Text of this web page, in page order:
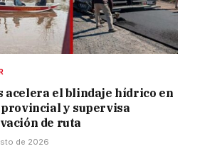
acelera el blindaje hídrico en
provincial y supervisa
de ruta
de 2026